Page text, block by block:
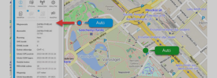
poikkeamien osalta.